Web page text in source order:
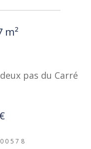
m²
pas du Carré